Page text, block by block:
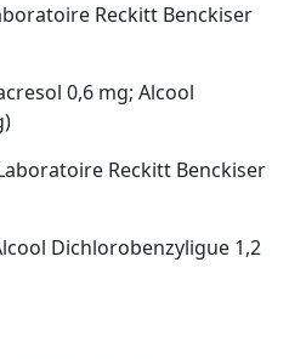
Reckitt Benckiser
0,6 mg; Alcool
Reckitt Benckiser
Dichlorobenzyligue 1,2